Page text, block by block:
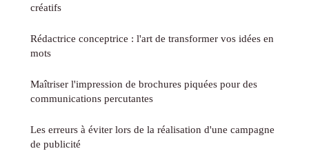
créatifs
Rédactrice conceptrice : l'art de transformer vos idées en
mots
Maîtriser l'impression de brochures piquées pour des
communications percutantes
Les erreurs à éviter lors de la réalisation d'une campagne
de publicité